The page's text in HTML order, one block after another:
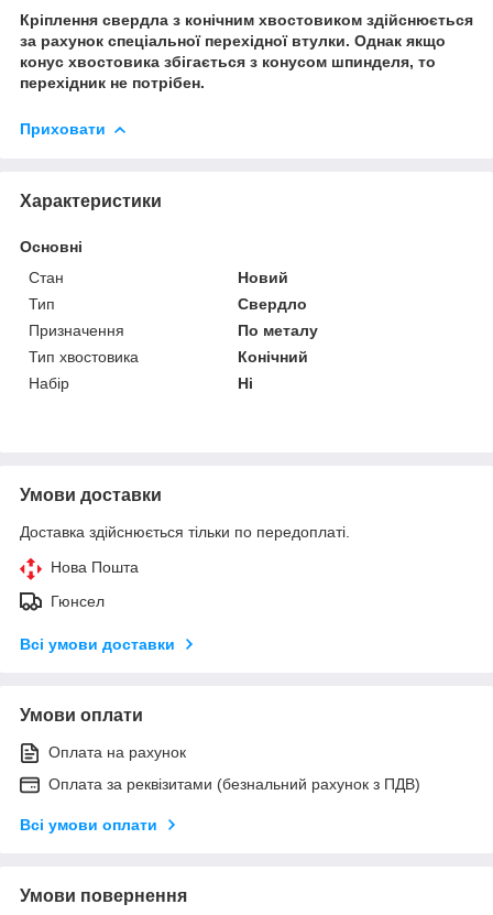
Кріплення свердла з конічним хвостовиком здійснюється
за рахунок спеціальної перехідної втулки. Однак якщо
конус хвостовика збігається з конусом шпинделя, то
перехідник не потрібен.
Приховати
Характеристики
Основні
Стан
Новий
Тип
Свердло
Призначення
По металу
Тип хвостовика
Конічний
Набір
Ні
Умови доставки
Доставка здійснюється тільки по передоплаті.
Нова Пошта
Гюнсел
Всі умови доставки
Умови оплати
Оплата на рахунок
Оплата за реквізитами (безнальний рахунок з ПДВ)
Всі умови оплати
Умови повернення